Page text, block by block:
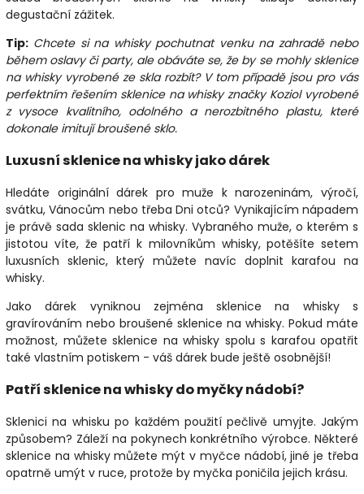
degustační zážitek.
Tip: Chcete si na whisky pochutnat venku na zahradě nebo
během oslavy či party, ale obáváte se, že by se mohly sklenice
na whisky vyrobené ze skla rozbít? V tom případě jsou pro vás
perfektním řešením sklenice na whisky značky Koziol vyrobené
z vysoce kvalitního, odolného a nerozbitného plastu, které
dokonale imitují broušené sklo.
Luxusní sklenice na whisky jako dárek
Hledáte originální dárek pro muže k narozeninám, výročí,
svátku, Vánocům nebo třeba Dni otců? Vynikajícím nápadem
je právě sada sklenic na whisky. Vybraného muže, o kterém s
jistotou víte, že patří k milovníkům whisky, potěšíte setem
luxusních sklenic, který můžete navíc doplnit karafou na
whisky.
Jako dárek vyniknou zejména sklenice na whisky s
gravírováním nebo broušené sklenice na whisky. Pokud máte
možnost, můžete sklenice na whisky spolu s karafou opatřit
také vlastním potiskem - váš dárek bude ještě osobnější!
Patří sklenice na whisky do myčky nádobí?
Sklenici na whisku po každém použití pečlivě umyjte. Jakým
způsobem? Záleží na pokynech konkrétního výrobce. Některé
sklenice na whisky můžete mýt v myčce nádobí, jiné je třeba
opatrně umýt v ruce, protože by myčka poničila jejich krásu.